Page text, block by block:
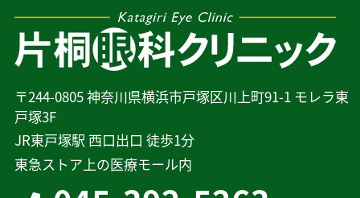
〒244-0805 神奈川県横浜市戸塚区川上町91-1 モレラ東
戸塚3F
JR東戸塚駅 西口出口 徒歩1分
東急ストア上の医療モール内